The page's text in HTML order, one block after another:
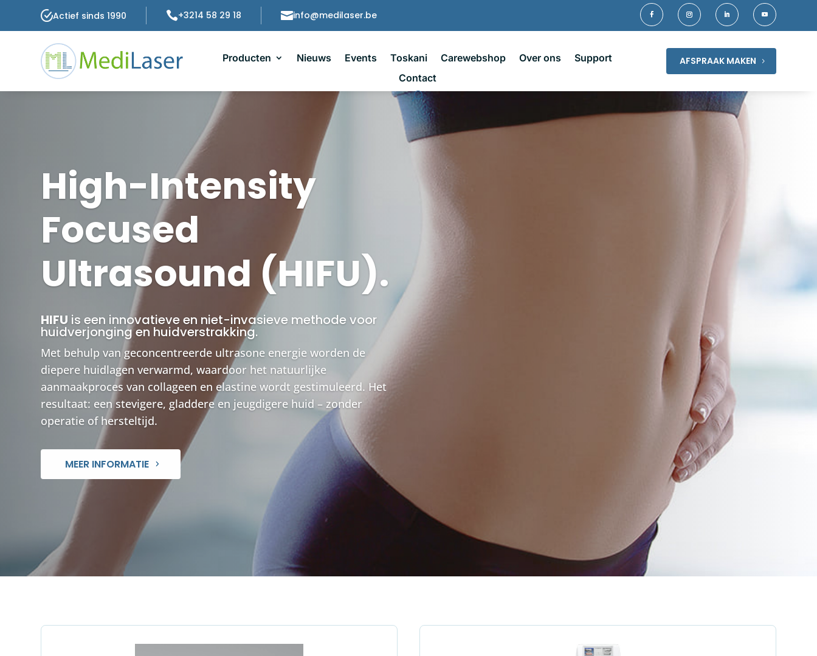
Actief sinds 1990 +3214 58 29 18 info@medilaser.be
Producten Nieuws Events Toskani Carewebshop Over ons
Support
Contact
AFSPRAAK MAKEN
High-Intensity
Focused
Ultrasound (HIFU).
HIFU is een innovatieve en niet-invasieve methode voor
huidverjonging en huidverstrakking.
Met behulp van geconcentreerde ultrasone energie worden de
diepere huidlagen verwarmd, waardoor het natuurlijke
aanmaakproces van collageen en elastine wordt gestimuleerd. Het
resultaat: een stevigere, gladdere en jeugdigere huid – zonder
operatie of hersteltijd.
MEER INFORMATIE